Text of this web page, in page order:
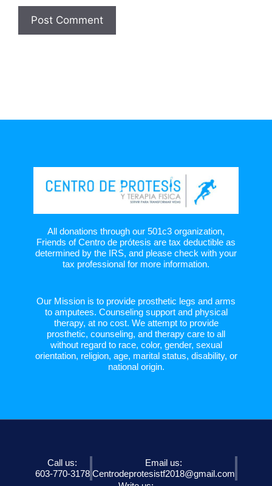
All donations through our 501c3 organization,
Friends of Centro de prótesis are tax deductible as
determined by the IRS, and please check with your
tax professional for more information.
Our Mission is to provide prosthetic legs and arms
to amputees. Counseling support and physical
therapy, at no cost. We attempt to provide
prosthetic, counseling, and therapy care to all
without regard to race, color, gender, sexual
orientation, religion, age, marital status, disability, or
national origin.
Call us:
603-770-3178
Email us:
Centrodeprotesistf2018@gmail.com